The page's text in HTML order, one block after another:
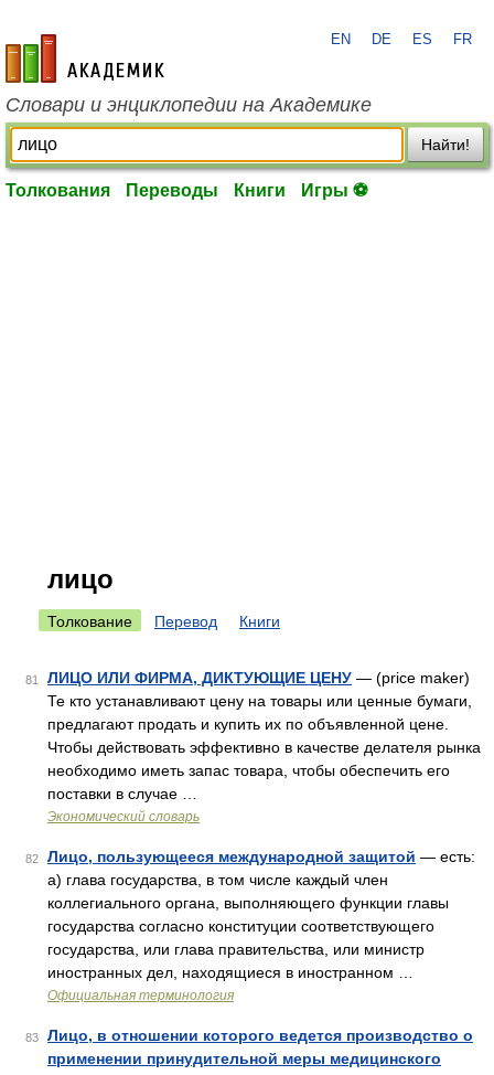
academic.ru
EN DE ES FR
Словари и энциклопедии на Академике
Найти!
Толкования Переводы Книги Игры ⚽
лицо
Толкование Перевод Книги
81 ЛИЦО ИЛИ ФИРМА, ДИКТУЮЩИЕ ЦЕНУ — (price maker)
Те кто устанавливают цену на товары или ценные бумаги,
предлагают продать и купить их по объявленной цене.
Чтобы действовать эффективно в качестве делателя рынка
необходимо иметь запас товара, чтобы обеспечить его
поставки в случае …
Экономический словарь
82 Лицо, пользующееся международной защитой — есть:
a) глава государства, в том числе каждый член
коллегиального органа, выполняющего функции главы
государства согласно конституции соответствующего
государства, или глава правительства, или министр
иностранных дел, находящиеся в иностранном …
Официальная терминология
83
Лицо, в отношении которого ведется производство о
применении принудительной меры медицинского